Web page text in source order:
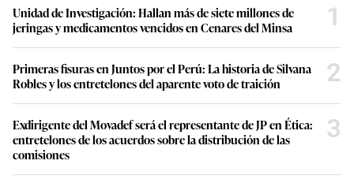
Unidad de Investigación: Hallan más de siete millones de
jeringas y medicamentos vencidos en Cenares del Minsa
1
Primeras fisuras en Juntos por el Perú: La historia de Silvana
Robles y los entretelones del aparente voto de traición
2
Exdirigente del Movadef será el representante de JP en Ética:
entretelones de los acuerdos sobre la distribución de las
comisiones
3